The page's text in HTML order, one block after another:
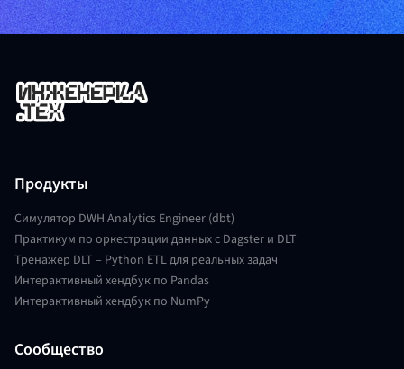
Продукты
Симулятор DWH Analytics Engineer (dbt)
Практикум по оркестрации данных с Dagster и DLT
Тренажер DLT – Python ETL для реальных задач
Интерактивный хендбук по Pandas
Интерактивный хендбук по NumPy
Сообщество